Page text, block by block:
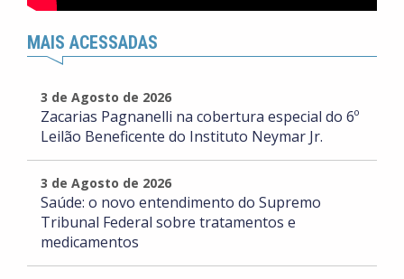
MAIS ACESSADAS
3 de Agosto de 2026
Zacarias Pagnanelli na cobertura especial do 6º
Leilão Beneficente do Instituto Neymar Jr.
3 de Agosto de 2026
Saúde: o novo entendimento do Supremo
Tribunal Federal sobre tratamentos e
medicamentos